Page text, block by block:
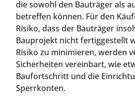
die sowohl den Bauträger als
betreffen können. Für den
Risiko, dass der Bauträger
Bauprojekt nicht fertiggestellt
Risiko zu minimieren, werden
Sicherheiten vereinbart, wie
Baufortschritt und die
Sperrkonten.